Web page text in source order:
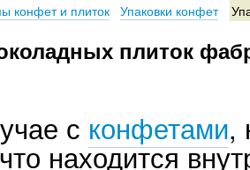
конфет и плиток Упаковки конфет
плиток
с конфетами,
находится